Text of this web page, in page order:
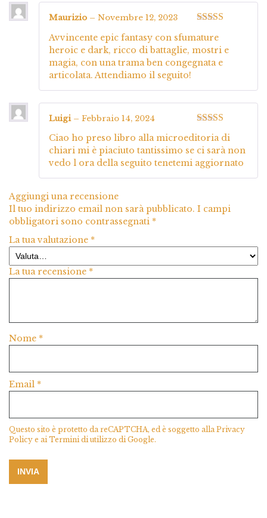
su 5
Maurizio – Novembre 12, 2023
Avvincente epic fantasy con sfumature
heroic e dark, ricco di battaglie, mostri e
magia, con una trama ben congegnata e
articolata. Attendiamo il seguito!
Valutato
5
Luigi – Febbraio 14, 2024
Ciao ho preso libro alla microeditoria di
chiari mi è piaciuto tantissimo se ci sarà non
vedo l ora della seguito tenetemi aggiornato
Aggiungi una recensione
Il tuo indirizzo email non sarà pubblicato. I campi
obbligatori sono contrassegnati *
La tua valutazione *
La tua recensione *
Nome *
Email *
Questo sito è protetto da reCAPTCHA, ed è soggetto alla Privacy
Policy e ai Termini di utilizzo di Google.